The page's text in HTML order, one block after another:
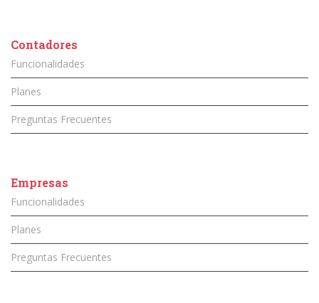
Contadores
Funcionalidades
Planes
Preguntas Frecuentes
Empresas
Funcionalidades
Planes
Preguntas Frecuentes